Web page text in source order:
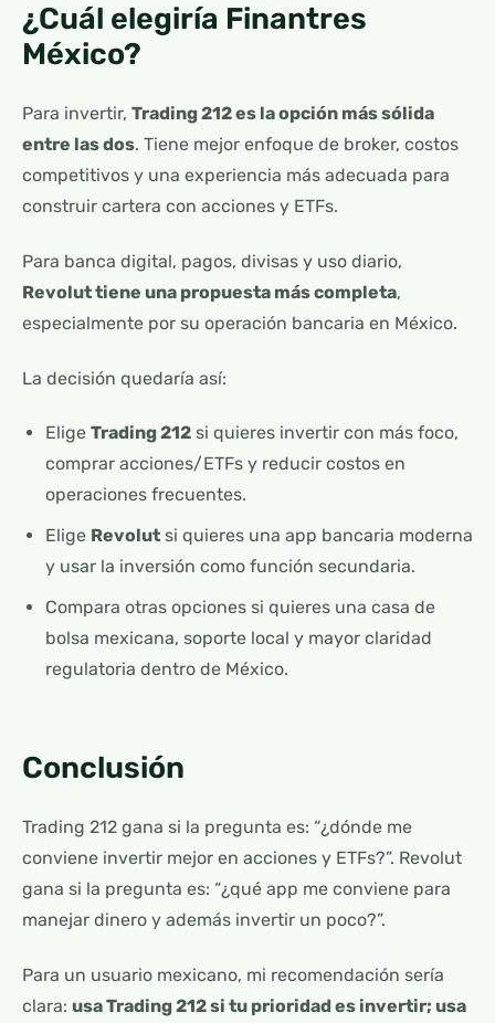
¿Cuál elegiría Finantres
México?
Para invertir, Trading 212 es la opción más sólida
entre las dos. Tiene mejor enfoque de broker, costos
competitivos y una experiencia más adecuada para
construir cartera con acciones y ETFs.
Para banca digital, pagos, divisas y uso diario,
Revolut tiene una propuesta más completa,
especialmente por su operación bancaria en México.
La decisión quedaría así:
Elige Trading 212si quieres invertir con más foco,
comprar acciones/ETFs y reducir costos en
operaciones frecuentes.
Elige Revolutsi quieres una app bancaria moderna
y usar la inversión como función secundaria.
Compara otras opciones si quieres una casa de
bolsa mexicana, soporte local y mayor claridad
regulatoria dentro de México.
Conclusión
Trading 212 gana si la pregunta es: “¿dónde me
conviene invertir mejor en acciones y ETFs?”. Revolut
gana si la pregunta es: “¿qué app me conviene para
manejar dinero y además invertir un poco?”.
Para un usuario mexicano, mi recomendación sería
clara: usa Trading 212 si tu prioridad es invertir; usa